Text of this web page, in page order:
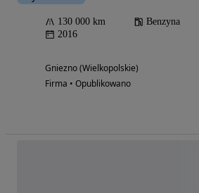
130 000 km Benzyna
2016
Gniezno (Wielkopolskie)
Firma • Opublikowano